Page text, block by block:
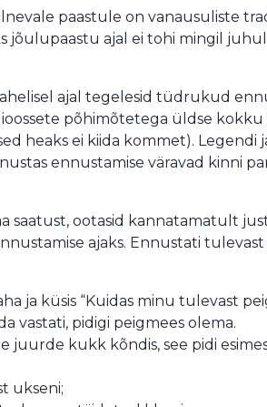
paastule on vanausuliste
jõulupaastu ajal ei tohi mingil
ajal tegelesid tüdrukud
põhimõtetega üldse kokku
heaks ei kiida kommet). Legendi
ennustamise väravad kinni
saatust, ootasid kannatamatult
ajaks. Ennustati
ja küsis “Kuidas minu tulevast
vastati, pidigi peigmees olema.
juurde kukk kõndis, see pidi
ukseni;